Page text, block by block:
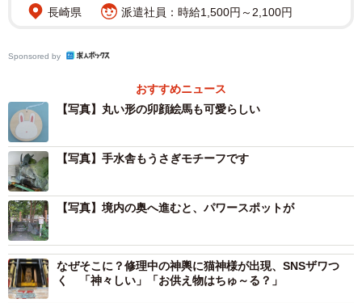
さすがは「うさぎ神社」、手水舍のモチーフがうさぎというのも珍し
ルなタッチ（画像提供：宇治神社）
「願掛けうさぎさん巡り」でご利益倍増？！
たくさんのうさぎに出会える宇治神社では、願った以上の
ご利益に恵まれる（かもしれない）「願掛けうさぎさん巡
り」を。
まず、みかえり兎が描かれた絵馬や卯顔絵馬、いずれかの
「うさぎ絵馬」に願い事をしたため、本殿正面の「みかえ
り兎」を通してお参りを。その後、絵馬を持ったまま、本
長崎県
派遣社員：時給1,500円～2,100円
Sponsored by
おすすめニュース
【写真】丸い形の卯顔絵馬も可愛らしい
【写真】手水舎もうさぎモチーフです
【写真】境内の奥へ進むと、パワースポットが
なぜそこに？修理中の神輿に猫神様が出現、SNSザワつ
く 「神々しい」「お供え物はちゅ～る？」